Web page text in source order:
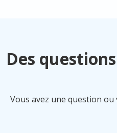
Des
Vous avez une question